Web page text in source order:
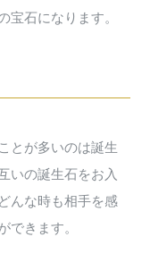
宝石になります。
とが多いのは誕生
いの誕生石をお入
んな時も相手を感
できます。